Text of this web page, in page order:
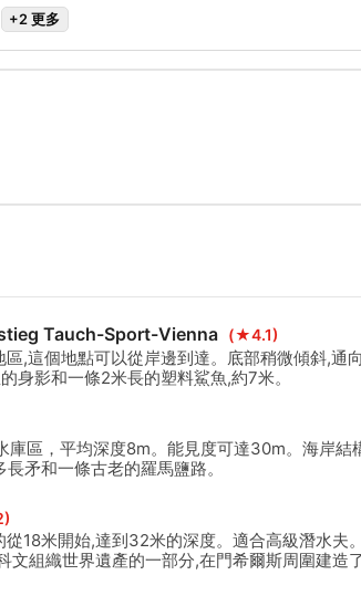
+2 更多
Tauch-Sport-Vienna (★4.1)
,這個地點可以從岸邊到達。底部稍微傾斜,通
身影和一條2米長的塑料鯊魚,約7米。
庫區，平均深度8m。能見度可達30m。海岸結
矛和一條古老的羅馬鹽路。
18米開始,達到32米的深度。適合高級潛水夫
文組織世界遺產的一部分,在門希爾斯周圍建造